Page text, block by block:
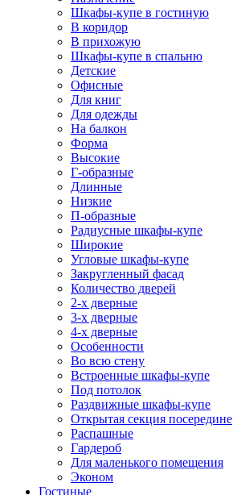
Шкафы-купе в гостиную
В коридор
В прихожую
Шкафы-купе в спальню
Детские
Офисные
Для книг
Для одежды
На балкон
Форма
Высокие
Г-образные
Длинные
Низкие
П-образные
Радиусные шкафы-купе
Широкие
Угловые шкафы-купе
Закругленный фасад
Количество дверей
2-х дверные
3-х дверные
4-х дверные
Особенности
Во всю стену
Встроенные шкафы-купе
Под потолок
Раздвижные шкафы-купе
Открытая секция посередине
Распашные
Гардероб
Для маленького помещения
Эконом
Гостиные